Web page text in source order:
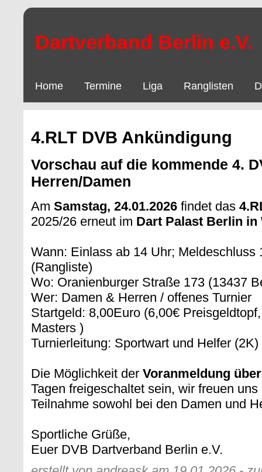
Dartverband Berlin e.V.
Home Termine Liga Ranglisten
4.RLT DVB Ankündigung
Vorschau auf die kommende 4.
Herren/Damen
Am Samstag, 24.01.2026 findet das
2025/26 erneut im Dart Palast Berlin in
Wann: Einlass ab 14 Uhr; Meldeschluss
(Rangliste)
Wo: Oranienburger Straße 173 (13437
Wer: Damen & Herren / offenes Turnier
Startgeld: 8,00Euro (6,00€
Masters )
Turnierleitung: Sportwart und Helfer (2K)
Die Möglichkeit der Voranmeldung
Tagen freigeschaltet sein, wir freuen
Teilnahme sowohl bei den Damen und
Sportliche Grüße,
Euer DVB Dartverband Berlin e.V.